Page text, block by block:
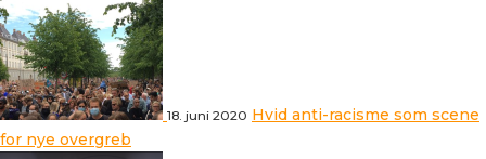
18. juni 2020 Hvid anti-racisme som scene
for nye overgreb